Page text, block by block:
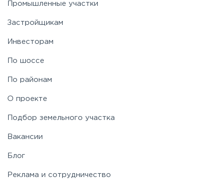
Рогачёвское
Таракановское
Щелковское
Промышленные участки
Застройщикам
Инвесторам
По шоссе
По районам
О проекте
Подбор земельного участка
Вакансии
Блог
Реклама и сотрудничество